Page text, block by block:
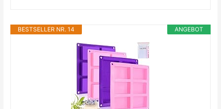
ANGEBOT
BESTSELLER NR. 14